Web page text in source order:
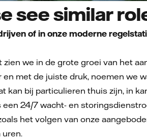
see similar
of in onze moderne
we in de grote groei van het
met de juiste druk, noemen we
kan bij particulieren thuis zijn, in
24/7 wacht- en
het volgen van onze
uren.